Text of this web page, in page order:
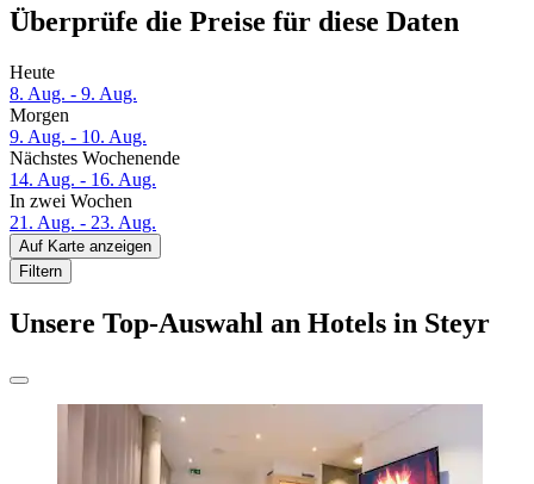
Überprüfe die Preise für diese Daten
Heute
8. Aug. - 9. Aug.
Morgen
9. Aug. - 10. Aug.
Nächstes Wochenende
14. Aug. - 16. Aug.
In zwei Wochen
21. Aug. - 23. Aug.
Auf Karte anzeigen
Filtern
Unsere Top-Auswahl an Hotels in Steyr